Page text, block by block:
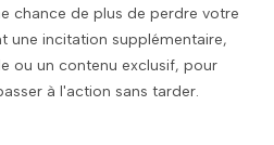
chance de plus de perdre votre
une incitation supplémentaire,
ou un contenu exclusif, pour
à l'action sans tarder.